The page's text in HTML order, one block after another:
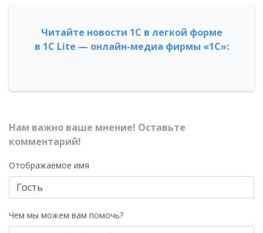
Читайте новости 1С в легкой форме
в 1С Lite — онлайн-медиа фирмы «1С»:
Нам важно ваше мнение! Оставьте
комментарий!
Отображаемое имя
Чем мы можем вам помочь?